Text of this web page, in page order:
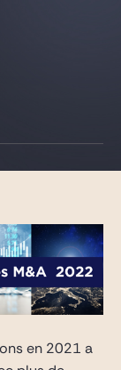
en 2021 a